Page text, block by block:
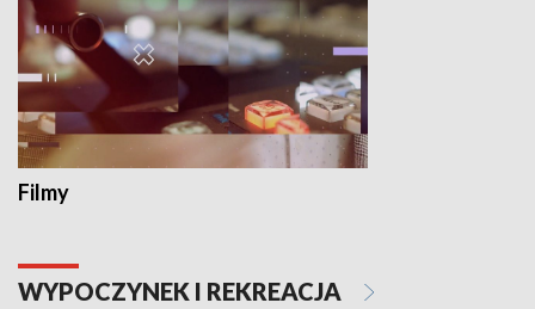
Filmy
WYPOCZYNEK I REKREACJA